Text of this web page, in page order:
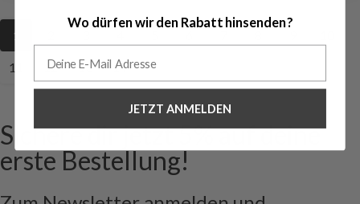
1
11 12 13 14
Sichere dir jetzt 5% auf deine
erste Bestellung!
Wo dürfen wir den Rabatt hinsenden?
JETZT ANMELDEN